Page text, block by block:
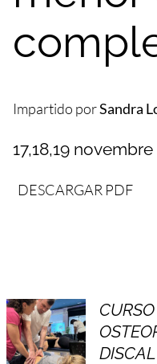
Impartido porSandra
17,18,19
DESCARGAR PDF